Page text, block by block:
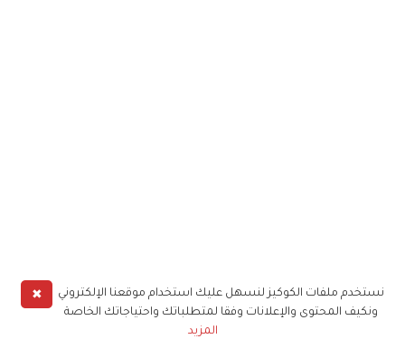
✖
نستخدم ملفات الكوكيز لنسهل عليك استخدام موقعنا الإلكتروني
ونكيف المحتوى والإعلانات وفقا لمتطلباتك واحتياجاتك الخاصة
المزيد